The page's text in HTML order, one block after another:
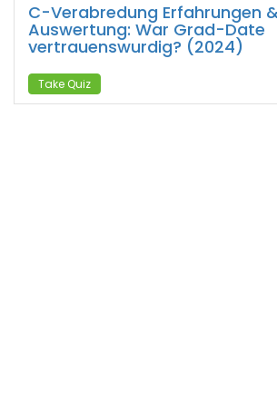
C-Verabredung Erfahrungen
Auswertung: War Grad-Date
vertrauenswurdig? (2024)
Take Quiz